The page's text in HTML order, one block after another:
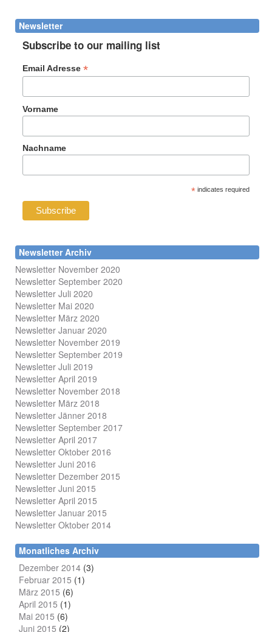
Newsletter
Subscribe to our mailing list
Email Adresse*
Vorname
Nachname
* indicates required
Newsletter Archiv
Newsletter November 2020
Newsletter September 2020
Newsletter Juli 2020
Newsletter Mai 2020
Newsletter März 2020
Newsletter Januar 2020
Newsletter November 2019
Newsletter September 2019
Newsletter Juli 2019
Newsletter April 2019
Newsletter November 2018
Newsletter März 2018
Newsletter Jänner 2018
Newsletter September 2017
Newsletter April 2017
Newsletter Oktober 2016
Newsletter Juni 2016
Newsletter Dezember 2015
Newsletter Juni 2015
Newsletter April 2015
Newsletter Januar 2015
Newsletter Oktober 2014
Monatliches Archiv
Dezember 2014 (3)
Februar 2015 (1)
März 2015 (6)
April 2015 (1)
Mai 2015 (6)
Juni 2015 (2)